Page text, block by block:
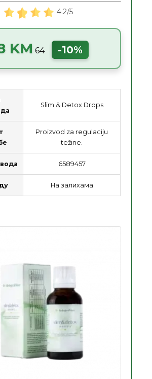
4.2/5
KM 64 -10%
Slim & Detox Drops
Proizvod za regulaciju
težine.
6589457
На залихама